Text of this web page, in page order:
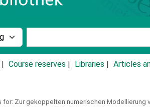
by:
Course reserves Libraries Articles
for: Zur gekoppelten numerischen Modellierung